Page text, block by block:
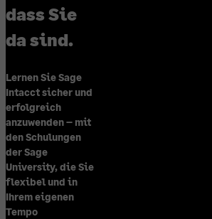
dass Sie
da sind.
Lernen Sie Sage
Intacct sicher und
erfolgreich
anzuwenden – mit
den Schulungen
der Sage
University, die Sie
flexibel und in
Ihrem eigenen
Tempo